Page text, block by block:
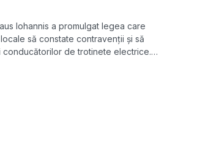
Iohannis a promulgat legea care
să constate contravenții și să
conducătorilor de trotinete electrice.